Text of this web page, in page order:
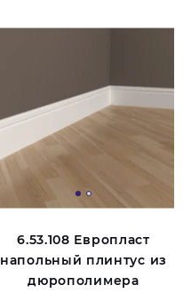
6.53.108 Европласт
напольный плинтус из
дюрополимера